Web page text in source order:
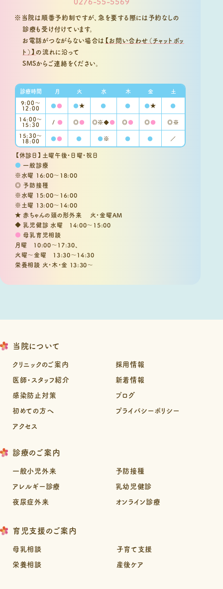
※当院は順番予約制ですが、急を要する際には予約なしの
診療も受け付けています。
お電話がつながらない場合は 【お問い合わせ（チャットボッ
ト）】の流れに沿って
SMSからご連絡をください。
診療時間 月 火 水 木 金
土
9:00〜
12:00 ●● ●★ ● ● ●★
●
14:00～
15:30 / ● ◎● ◎※◆● ◎● ◎●
◎※
15:30〜
18:00 ●● ● ●※ ● ● ／
【休診日】土曜午後・日曜・祝日
● 一般診療
※水曜 16:00～18:00
◎ 予防接種
※水曜 15:00～16:00
※土曜 13:00～14:00
★ 赤ちゃんの頭の形外来 火・金曜AM
◆ 乳児健診 水曜 14:00～15:00
● 母乳育児相談
月曜 10:00～17:30、
火曜～金曜 13:30～14:30
栄養相談 火・木・金 13:30～
当院について
クリニックのご案内
医師・スタッフ紹介
感染防止対策
初めての方へ
アクセス
採用情報
新着情報
ブログ
プライバシーポリシー
診療のご案内
一般小児外来
アレルギー診療
夜尿症外来
予防接種
乳幼児健診
オンライン診療
育児支援のご案内
母乳相談
栄養相談
子育て支援
産後ケア